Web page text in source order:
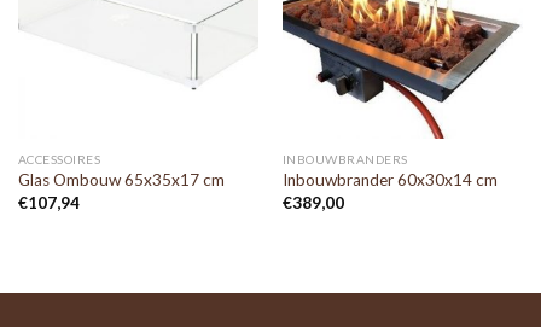
ACCESSOIRES
Glas Ombouw 65x35x17 cm
€107,94
INBOUWBRANDERS
Inbouwbrander 60x30x14 cm
€389,00